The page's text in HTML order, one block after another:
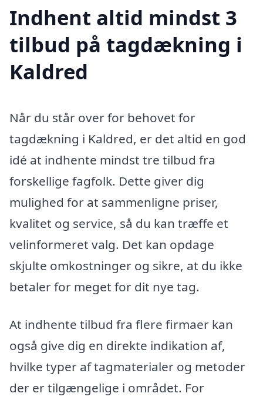
Indhent altid mindst 3
tilbud på tagdækning i
Kaldred
Når du står over for behovet for
tagdækning i Kaldred, er det altid en god
idé at indhente mindst tre tilbud fra
forskellige fagfolk. Dette giver dig
mulighed for at sammenligne priser,
kvalitet og service, så du kan træffe et
velinformeret valg. Det kan opdage
skjulte omkostninger og sikre, at du ikke
betaler for meget for dit nye tag.
At indhente tilbud fra flere firmaer kan
også give dig en direkte indikation af,
hvilke typer af tagmaterialer og metoder
der er tilgængelige i området. For